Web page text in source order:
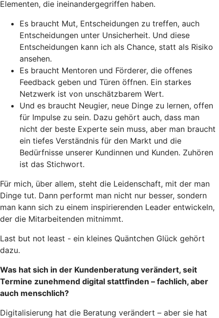
Elementen, die ineinandergegriffen haben.
Es braucht Mut, Entscheidungen zu treffen, auch
Entscheidungen unter Unsicherheit. Und diese
Entscheidungen kann ich als Chance, statt als Risiko
ansehen.
Es braucht Mentoren und Förderer, die offenes
Feedback geben und Türen öffnen. Ein starkes
Netzwerk ist von unschätzbarem Wert.
Und es braucht Neugier, neue Dinge zu lernen, offen
für Impulse zu sein. Dazu gehört auch, dass man
nicht der beste Experte sein muss, aber man braucht
ein tiefes Verständnis für den Markt und die
Bedürfnisse unserer Kundinnen und Kunden. Zuhören
ist das Stichwort.
Für mich, über allem, steht die Leidenschaft, mit der man
Dinge tut. Dann performt man nicht nur besser, sondern
man kann sich zu einem inspirierenden Leader entwickeln,
der die Mitarbeitenden mitnimmt.
Last but not least - ein kleines Quäntchen Glück gehört
dazu.
Was hat sich in der Kundenberatung verändert, seit
Termine zunehmend digital stattfinden – fachlich, aber
auch menschlich?
Digitalisierung hat die Beratung verändert – aber sie hat